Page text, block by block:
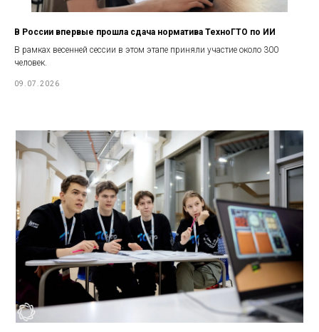
В России впервые прошла сдача норматива ТехноГТО по ИИ
В рамках весенней сессии в этом этапе приняли участие около 300
человек.
09.07.2026